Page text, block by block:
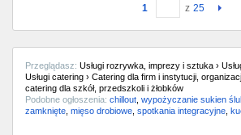
1 z 25
Przeglądasz: Usługi rozrywka, imprezy i sztuka ›
Usługi catering › Catering dla firm i instytucji,
catering dla szkół, przedszkoli i żłobków
Podobne ogłoszenia: chillout wypożyczanie sukien
zamknięte mięso drobiowe spotkania integracyjne